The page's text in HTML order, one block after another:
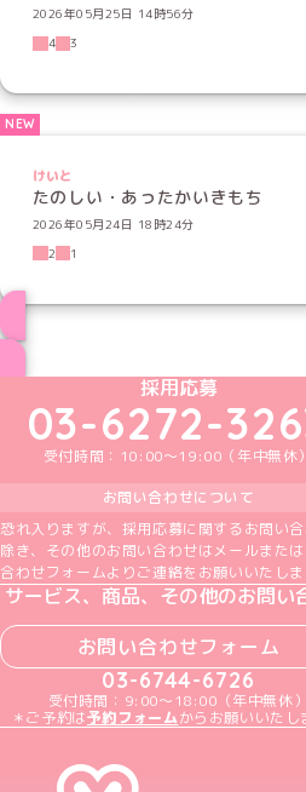
2026年05月25日 14時56分
4
3
けいと
たのしい・あったかいきもち
2026年05月24日 18時24分
2
1
めいどりーみん
めいどりーみ
めいどめ
採用応募
03-6272-
受付時間：10:00～19:00（年中無休）
お問い合わせについて
恐れ入りますが、採用応募に関するお問い
除き、その他のお問い合わせはメールまた
合わせフォームよりご連絡をお願いいたしま
サービス、商品、その他のお問い
お問い合わせフォーム
03-6744-6726
受付時間：9:00～18:00（年中無休）
＊ご予約は予約フォームからお願いいたし